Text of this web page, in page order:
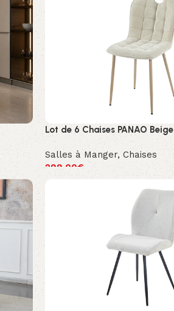
Lot de 6 Chaises PANAO Beige
Salles à Manger, Chaises
299.00€